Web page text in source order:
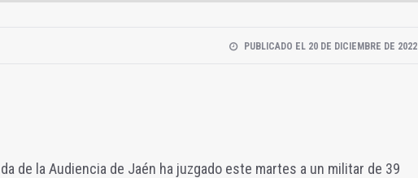
PUBLICADO EL 20 DE DICIEMBRE DE 2022
de la Audiencia de Jaén ha juzgado este martes a un militar de 39